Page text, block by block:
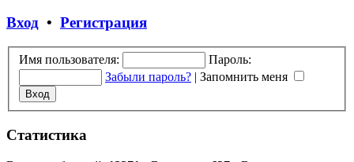
Вход • Регистрация
Имя пользователя:
Пароль:
Забыли пароль? | Запомнить меня
Статистика